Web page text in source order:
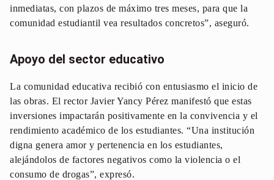
inmediatas, con plazos de máximo tres meses, para que la
comunidad estudiantil vea resultados concretos”, aseguró.
Apoyo del sector educativo
La comunidad educativa recibió con entusiasmo el inicio de
las obras. El rector Javier Yancy Pérez manifestó que estas
inversiones impactarán positivamente en la convivencia y el
rendimiento académico de los estudiantes. “Una institución
digna genera amor y pertenencia en los estudiantes,
alejándolos de factores negativos como la violencia o el
consumo de drogas”, expresó.